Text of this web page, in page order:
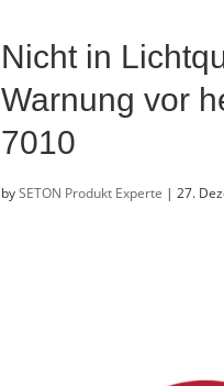
Nicht in
Warnung vor
7010
bySETON Produkt Experte | 27.